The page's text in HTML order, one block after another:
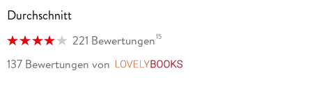
Durchschnitt
221 Bewertungen15
137 Bewertungen von